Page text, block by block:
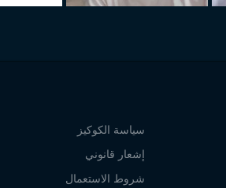
سياسة الكوكيز
إشعار قانوني
شروط الاستعمال